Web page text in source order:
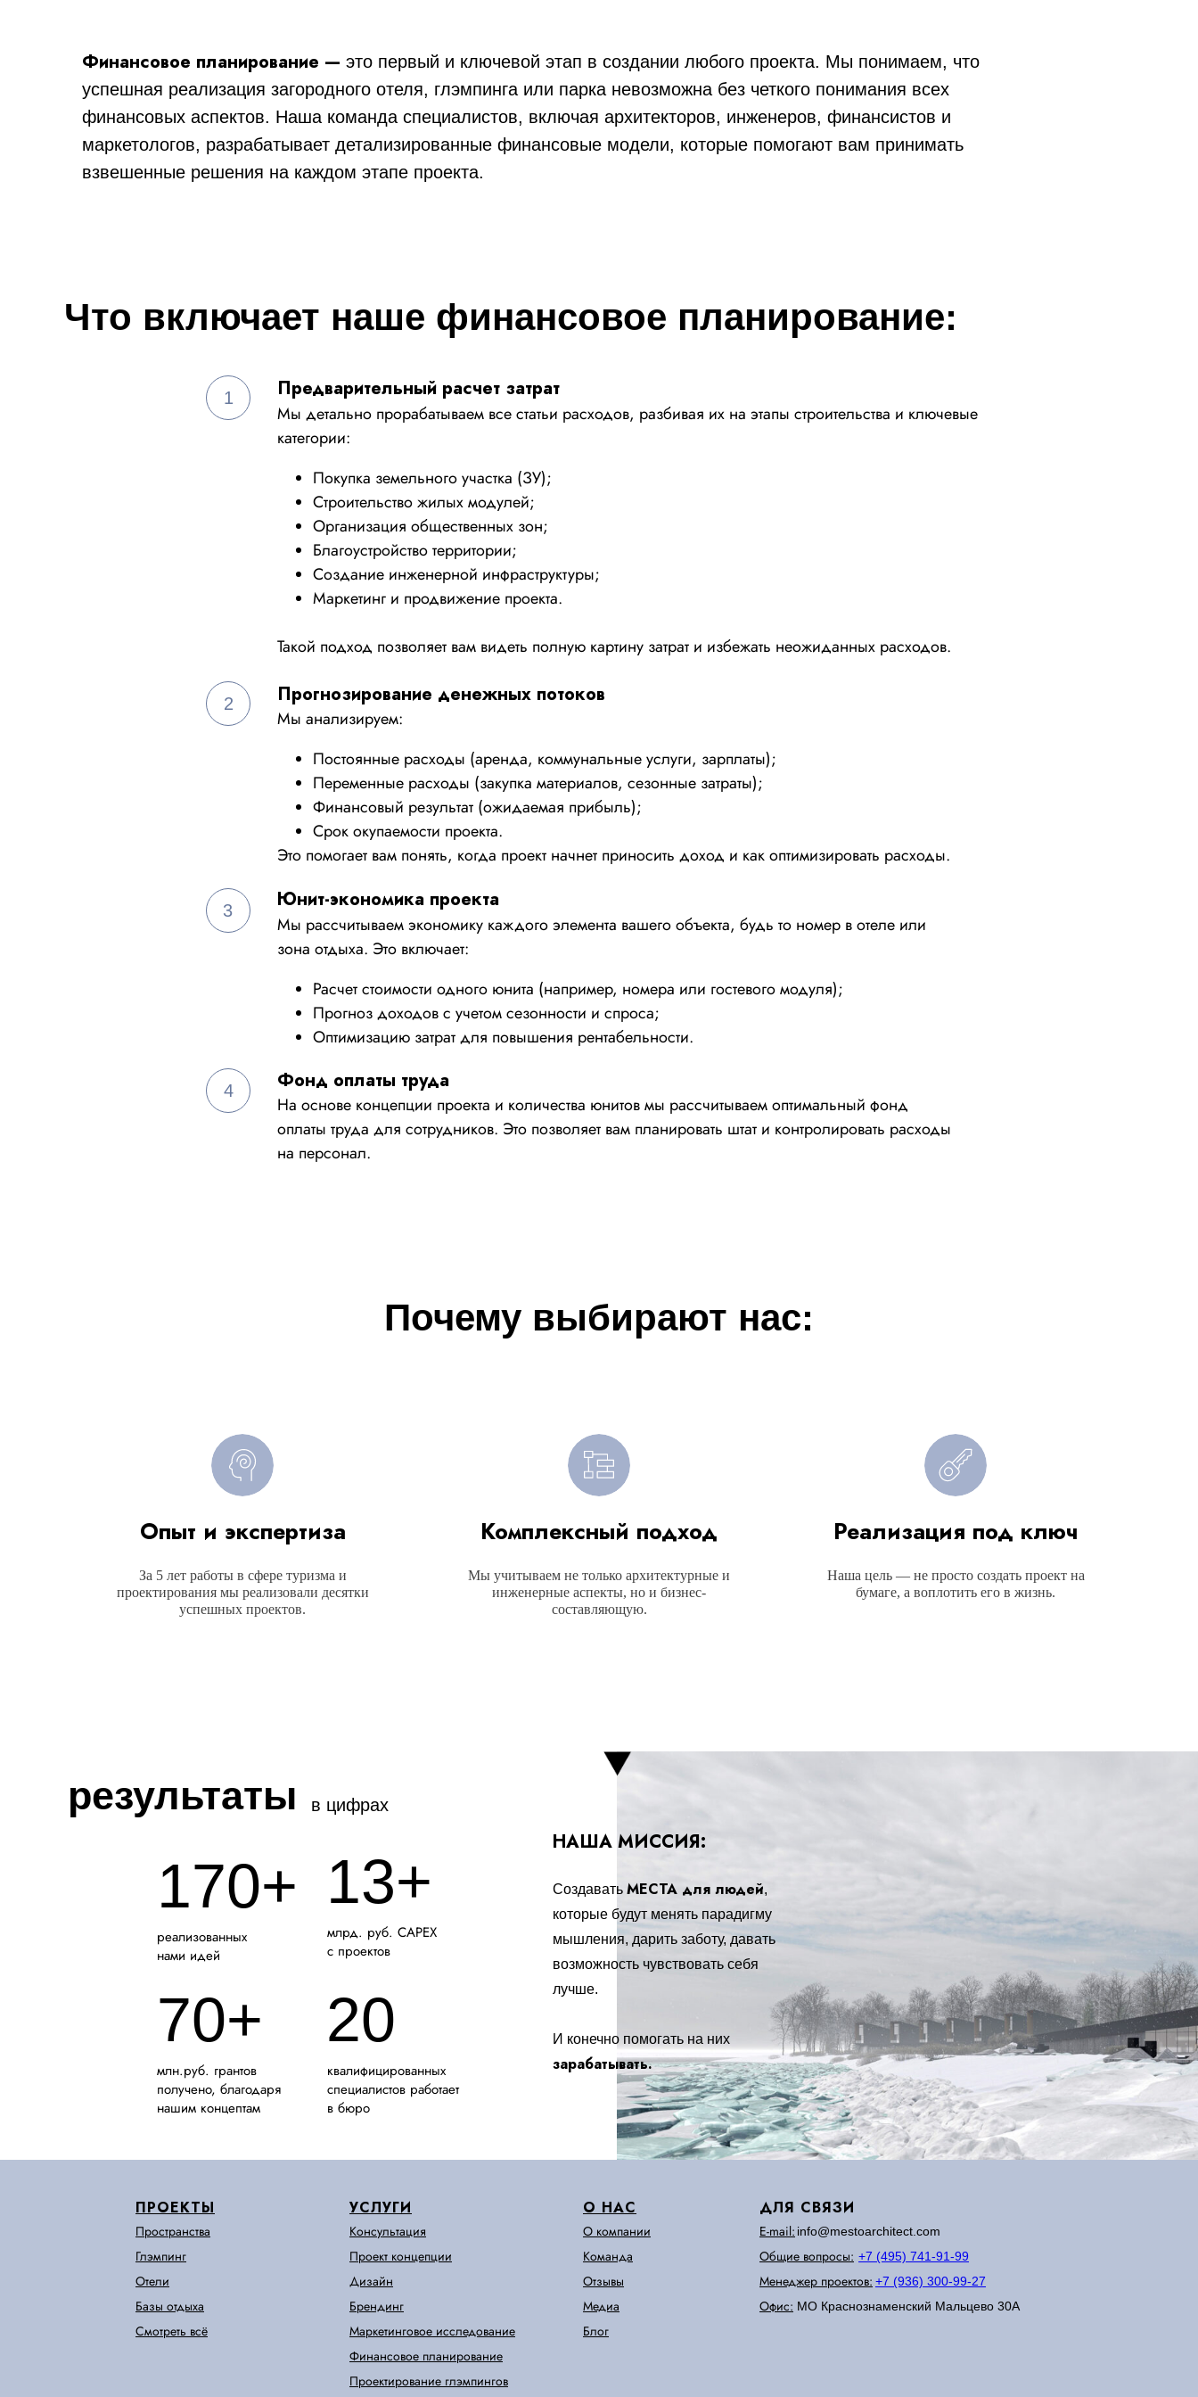
Финансовое планирование — это первый и ключевой этап в создании любого проекта. Мы понимаем, что
успешная реализация загородного отеля, глэмпинга или парка невозможна без четкого понимания всех
финансовых аспектов. Наша команда специалистов, включая архитекторов, инженеров, финансистов и
маркетологов, разрабатывает детализированные финансовые модели, которые помогают вам принимать
взвешенные решения на каждом этапе проекта.
Юнит-экономика проекта
Мы рассчитываем экономику каждого элемента вашего объекта, будь то номер в отеле или
зона отдыха. Это включает:
Расчет стоимости одного юнита (например, номера или гостевого модуля);
Прогноз доходов с учетом сезонности и спроса;
Оптимизацию затрат для повышения рентабельности.
3
4 Фонд оплаты труда
На основе концепции проекта и количества юнитов мы рассчитываем оптимальный фонд
оплаты труда для сотрудников. Это позволяет вам планировать штат и контролировать расходы
на персонал.
Предварительный расчет затрат
Мы детально прорабатываем все статьи расходов, разбивая их на этапы строительства и ключевые
категории:
Покупка земельного участка (ЗУ);
Строительство жилых модулей;
Организация общественных зон;
Благоустройство территории;
Создание инженерной инфраструктуры;
Маркетинг и продвижение проекта.
Такой подход позволяет вам видеть полную картину затрат и избежать неожиданных расходов.
1
Прогнозирование денежных потоков
Мы анализируем:
Постоянные расходы (аренда, коммунальные услуги, зарплаты);
Переменные расходы (закупка материалов, сезонные затраты);
Финансовый результат (ожидаемая прибыль);
Срок окупаемости проекта.
Это помогает вам понять, когда проект начнет приносить доход и как оптимизировать расходы.
2
Что включает наше финансовое планирование:
Почему выбирают нас:
Опыт и экспертиза
За 5 лет работы в сфере туризма и
проектирования мы реализовали десятки
успешных проектов.
Комплексный подход
Мы учитываем не только архитектурные и
инженерные аспекты, но и бизнес-
составляющую.
Реализация под ключ
Наша цель — не просто создать проект на
бумаге, а воплотить его в жизнь.
70+
млн.руб. грантов
получено, благодаря
нашим концептам
170+
реализованных
нами идей
13+
млрд. руб. CAPEX
с проектов
20
квалифицированных
специалистов работает
в бюро
Создавать МЕСТА для людей,
которые будут менять парадигму
мышления, дарить заботу, давать
возможность чувствовать себя
лучше.
И конечно помогать на них
зарабатывать.
результаты в цифрах
НАША МИССИЯ:
ДЛЯ СВЯЗИ
E-mail: info@mestoarchitect.com
Общие вопросы: +7 (495) 741-91-99
Менеджер проектов: +7 (936) 300-99-27
Офис: МО Краснознаменский Мальцево 30А
О НАС
О компании
Команда
Отзывы
Медиа
Блог
УСЛУГИ
Консультация
Проект концепции
Дизайн
Брендинг
Маркетинговое исследование
Финансовое планирование
Проектирование глэмпингов
ПРОЕКТЫ
Пространства
Глэмпинг
Отели
Базы отдыха
Смотреть всё